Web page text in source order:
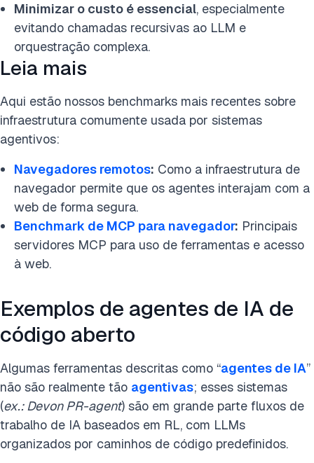
Minimizar o custo é essencial, especialmente
evitando chamadas recursivas ao LLM e
orquestração complexa.
Leia mais
Aqui estão nossos benchmarks mais recentes sobre
infraestrutura comumente usada por sistemas
agentivos:
Navegadores remotos: Como a infraestrutura de
navegador permite que os agentes interajam com a
web de forma segura.
Benchmark de MCP para navegador: Principais
servidores MCP para uso de ferramentas e acesso
à web.
Exemplos de agentes de IA de
código aberto
Algumas ferramentas descritas como “agentes de IA”
não são realmente tão agentivas; esses sistemas
(ex.: Devon PR-agent) são em grande parte fluxos de
trabalho de IA baseados em RL, com LLMs
organizados por caminhos de código predefinidos.